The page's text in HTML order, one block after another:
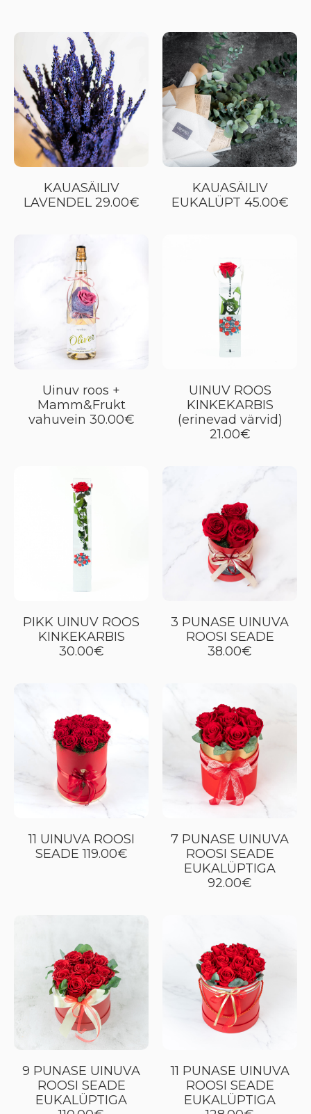
KAUASÄILIV
LAVENDEL 29.00€
KAUASÄILIV
EUKALÜPT 45.00€
Uinuv roos +
Mamm&Frukt
vahuvein 30.00€
UINUV ROOS
KINKEKARBIS
(erinevad värvid)
21.00€
PIKK UINUV ROOS
KINKEKARBIS
30.00€
3 PUNASE UINUVA
ROOSI SEADE
38.00€
11 UINUVA ROOSI
SEADE 119.00€
7 PUNASE UINUVA
ROOSI SEADE
EUKALÜPTIGA
92.00€
9 PUNASE UINUVA
ROOSI SEADE
EUKALÜPTIGA
11 PUNASE UINUVA
ROOSI SEADE
EUKALÜPTIGA